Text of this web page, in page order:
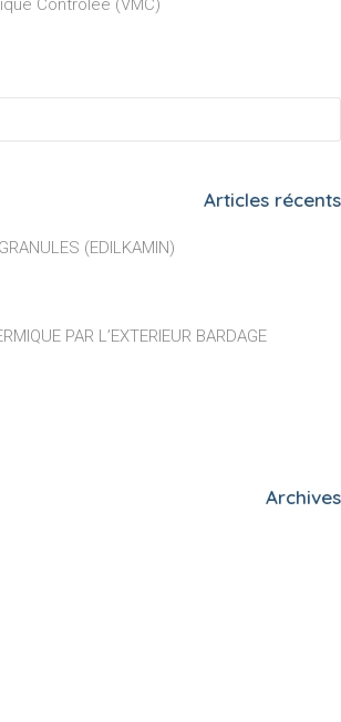
Contrôlée (VMC)
Articles récents
(EDILKAMIN)
PAR L’EXTERIEUR BARDAGE
Archives